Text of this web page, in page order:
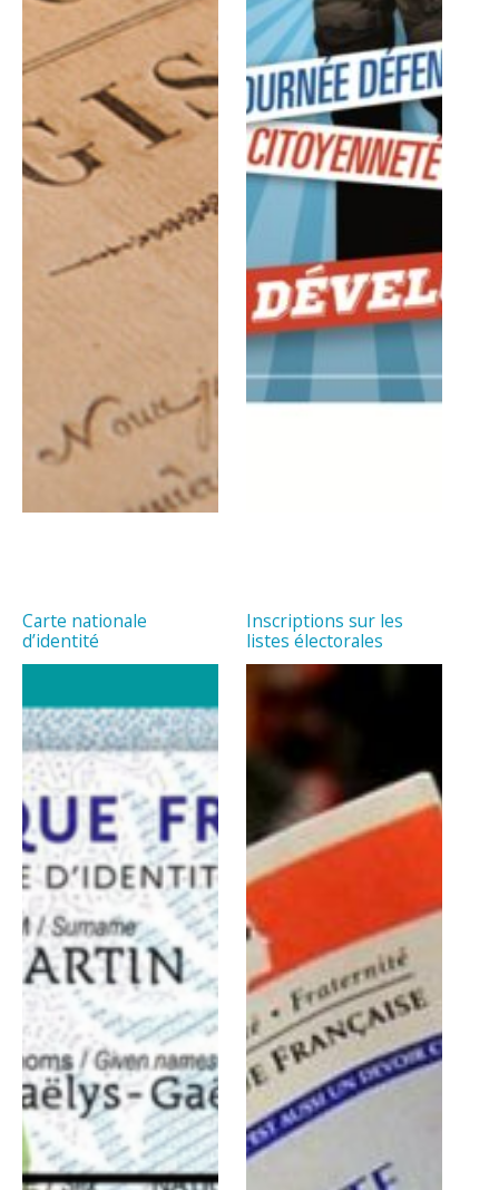
Carte nationale
d’identité
Inscriptions sur les
listes électorales